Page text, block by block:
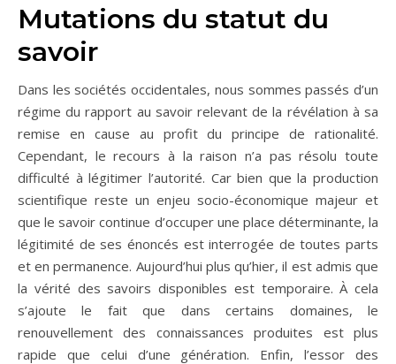
Mutations du statut du
savoir
Dans les sociétés occidentales, nous sommes passés d’un
régime du rapport au savoir relevant de la révélation à sa
remise en cause au profit du principe de rationalité.
Cependant, le recours à la raison n’a pas résolu toute
difficulté à légitimer l’autorité. Car bien que la production
scientifique reste un enjeu socio-économique majeur et
que le savoir continue d’occuper une place déterminante, la
légitimité de ses énoncés est interrogée de toutes parts
et en permanence. Aujourd’hui plus qu’hier, il est admis que
la vérité des savoirs disponibles est temporaire. À cela
s’ajoute le fait que dans certains domaines, le
renouvellement des connaissances produites est plus
rapide que celui d’une génération. Enfin, l’essor des